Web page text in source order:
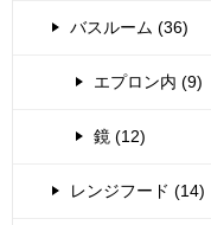
バスルーム (36)
エプロン内 (9)
鏡 (12)
レンジフード (14)